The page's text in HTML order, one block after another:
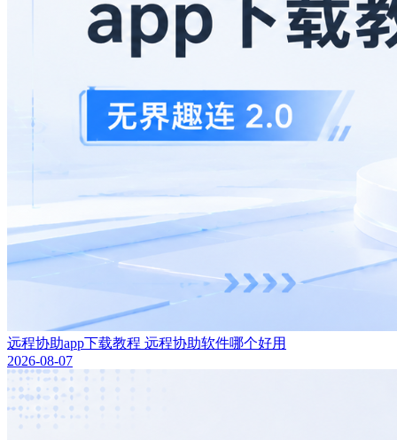
远程协助app下载教程 远程协助软件哪个好用
2026-08-07